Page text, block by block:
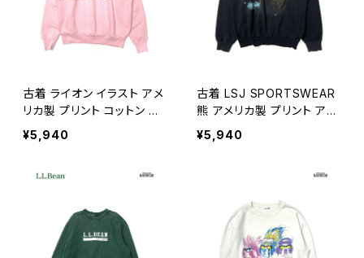
古着 ライオン イラスト アメ
リカ製 プリント コットン 長
袖 スウェット トレーナー ピ
ンク (ttu2601224)
¥5,940
古着 LSJ SPORTSWEAR
熊 アメリカ製 プリント アニ
マル 長袖 スウェット トレー
ナー 黒 (ttu2601110)
¥5,940